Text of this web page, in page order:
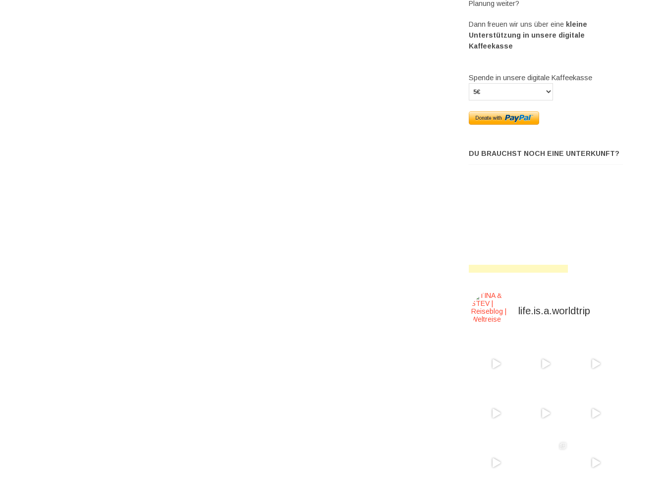
Planung weiter?
Dann freuen wir uns über eine kleine
Unterstützung in unsere digitale
Kaffeekasse
Spende in unsere digitale Kaffeekasse
DU BRAUCHST NOCH EINE UNTERKUNFT?
life.is.a.worldtrip